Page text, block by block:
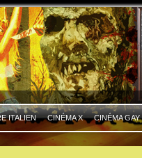
ITALIEN CINÉMA X CINÉMA GAY